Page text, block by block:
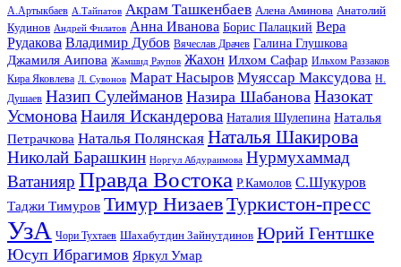
А.Артыкбаев А.Тайпатов Акрам Ташкенбаев Алена Аминова Анатолий
Кудинов Андрей Филатов Анна Иванова Борис Палацкий Вера
Рудакова Владимир Дубов Вячеслав Драчев Галина Глушкова
Джамиля Аипова Жамшид Раупов Жахон Илхом Сафар Ильхом Раззаков
Кира Яковлева Л. Сувонов Марат Насыров Муяссар Максудова Н.
Душаев Назип Сулейманов Назира Шабанова Назокат
УсмоноваНаиля Искандерова Наталия Шулепина Наталья
Петрачкова Наталья Полянская Наталья Шакирова
Николай Барашкин Норгул Абдураимова Нурмухаммад
Ватанияр Правда Востока Р.Камолов С.Шукуров
Таджи Тимуров Тимур НизаевТуркистон-пресс
УзА Чори Тухтаев Шахабутдин Зайнутдинов Юрий Гентшке
Юсуп Ибрагимов Яркул Умар